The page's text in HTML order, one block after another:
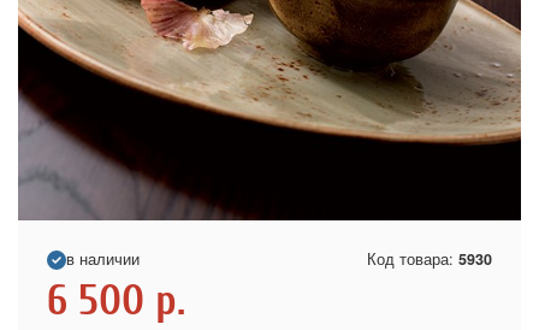
в наличии Код товара: 5930
6 500 р.